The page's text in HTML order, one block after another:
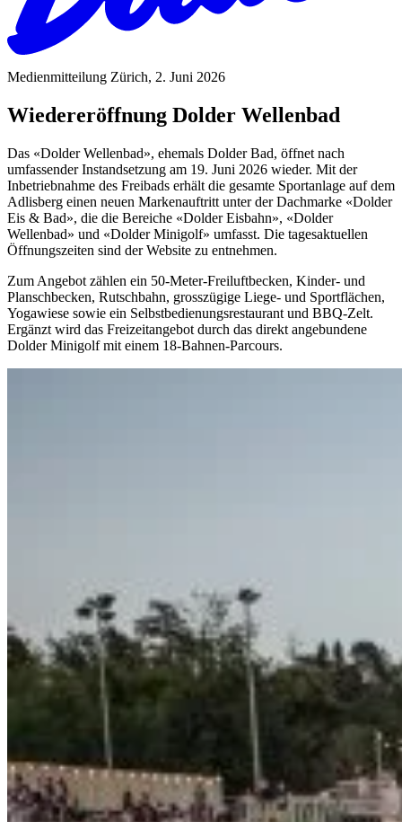
Medienmitteilung Zürich, 2. Juni 2026
Wiedereröffnung Dolder Wellenbad
Das «Dolder Wellenbad», ehemals Dolder Bad, öffnet nach
umfassender Instandsetzung am 19. Juni 2026 wieder. Mit der
Inbetriebnahme des Freibads erhält die gesamte Sportanlage auf dem
Adlisberg einen neuen Markenauftritt unter der Dachmarke «Dolder
Eis & Bad», die die Bereiche «Dolder Eisbahn», «Dolder
Wellenbad» und «Dolder Minigolf» umfasst. Die tagesaktuellen
Öffnungszeiten sind der Website zu entnehmen.
Zum Angebot zählen ein 50-Meter-Freiluftbecken, Kinder- und
Planschbecken, Rutschbahn, grosszügige Liege- und Sportflächen,
Yogawiese sowie ein Selbstbedienungsrestaurant und BBQ-Zelt.
Ergänzt wird das Freizeitangebot durch das direkt angebundene
Dolder Minigolf mit einem 18-Bahnen-Parcours.